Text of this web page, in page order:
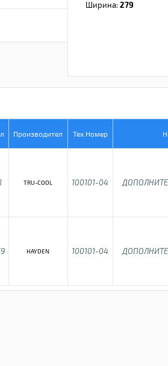
Ширина: 279
Производител Тех.Номер
TRU-COOL 100101-04
HAYDEN 100101-04